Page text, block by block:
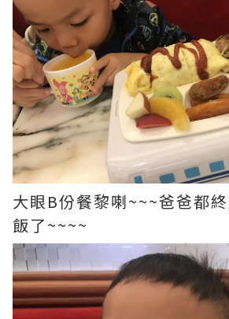
大眼B份餐黎喇~~~爸爸都
飯了~~~~